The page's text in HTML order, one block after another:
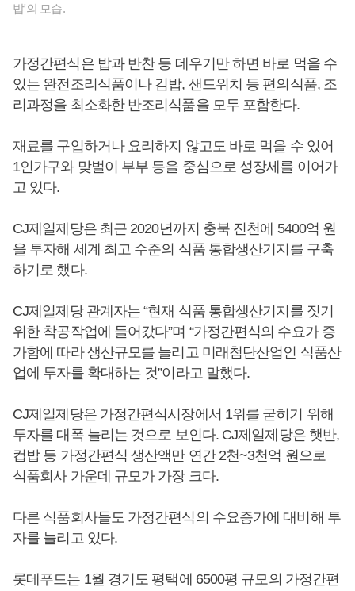
밥'의 모습.
가정간편식은 밥과 반찬 등 데우기만 하면 바로 먹을 수
있는 완전조리식품이나 김밥, 샌드위치 등 편의식품, 조
리과정을 최소화한 반조리식품을 모두 포함한다.
재료를 구입하거나 요리하지 않고도 바로 먹을 수 있어
1인가구와 맞벌이 부부 등을 중심으로 성장세를 이어가
고 있다.
CJ제일제당은 최근 2020년까지 충북 진천에 5400억 원
을 투자해 세계 최고 수준의 식품 통합생산기지를 구축
하기로 했다.
CJ제일제당 관계자는 “현재 식품 통합생산기지를 짓기
위한 착공작업에 들어갔다”며 “가정간편식의 수요가 증
가함에 따라 생산규모를 늘리고 미래첨단산업인 식품산
업에 투자를 확대하는 것”이라고 말했다.
CJ제일제당은 가정간편식시장에서 1위를 굳히기 위해
투자를 대폭 늘리는 것으로 보인다. CJ제일제당은 햇반,
컵밥 등 가정간편식 생산액만 연간 2천~3천억 원으로
식품회사 가운데 규모가 가장 크다.
다른 식품회사들도 가정간편식의 수요증가에 대비해 투
자를 늘리고 있다.
롯데푸드는 1월 경기도 평택에 6500평 규모의 가정간편